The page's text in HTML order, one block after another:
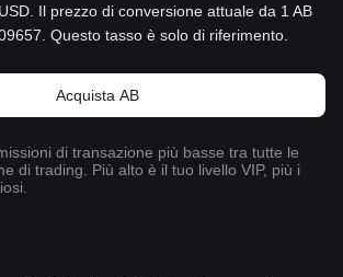
Il prezzo di conversione attuale da 1 AB
Questo tasso è solo di riferimento.
Acquista AB
di transazione più basse tra tutte le
di trading. Più alto è il tuo livello VIP, più i